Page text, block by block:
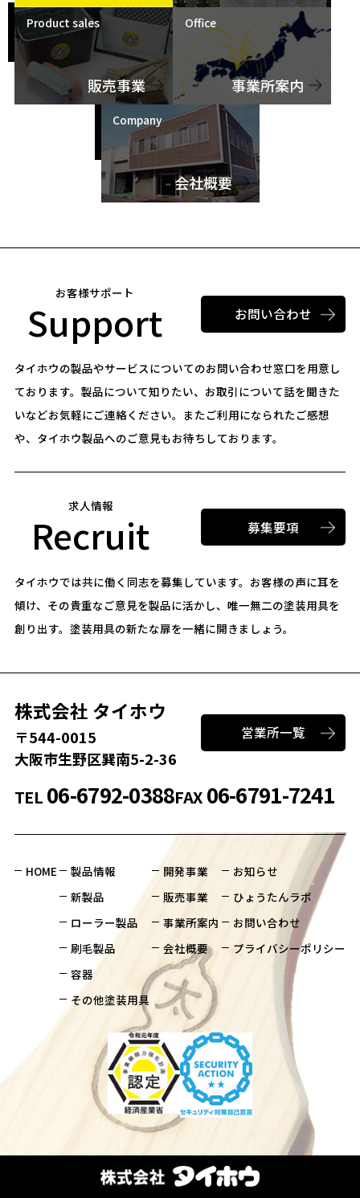
Product sales
販売事業
Office
事業所案内
Company
会社概要
お客様サポート
Support お問い合わせ
タイホウの製品やサービスについてのお問い合わせ窓口を用意し
ております。 製品について知りたい、お取引について話を聞きた
いなどお気軽にご連絡ください。 またご利用になられたご感想
や、タイホウ製品へのご意見もお待ちしております。
求人情報
Recruit 募集要項
タイホウでは共に働く同志を募集しています。 お客様の声に耳を
傾け、その貴重なご意見を製品に活かし、唯一無二の塗装用具を
創り出す。 塗装用具の新たな扉を一緒に開きましょう。
株式会社 タイホウ
〒544-0015
大阪市生野区巽南5-2-36
営業所一覧
TEL06-6792-0388FAX06-6791-7241
HOME
製品情報
新製品
ローラー製品
刷毛製品
容器
その他塗装用具
開発事業
販売事業
事業所案内
会社概要
お知らせ
ひょうたんラボ
お問い合わせ
プライバシーポリシー